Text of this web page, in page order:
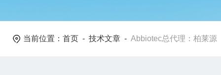
当前位置： 首页 - 技术文章 - Abbiotec总代理：柏莱源